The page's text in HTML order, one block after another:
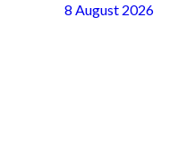
8 August 2026